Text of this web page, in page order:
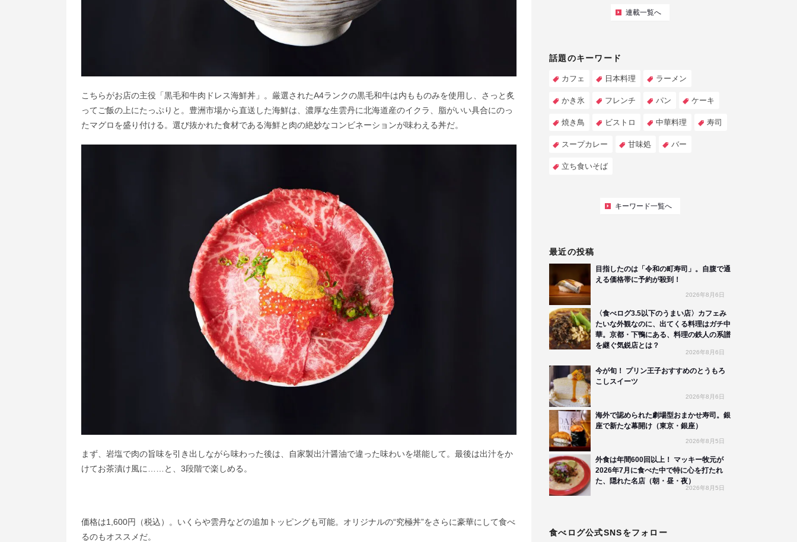
こちらがお店の主役「黒毛和牛肉ドレス海鮮丼」。厳選されたA4ランクの黒毛和牛は内もものみを使用し、さっと炙
ってご飯の上にたっぷりと。豊洲市場から直送した海鮮は、濃厚な生雲丹に北海道産のイクラ、脂がいい具合にのっ
たマグロを盛り付ける。選び抜かれた食材である海鮮と肉の絶妙なコンビネーションが味わえる丼だ。
まず、岩塩で肉の旨味を引き出しながら味わった後は、自家製出汁醤油で違った味わいを堪能して。最後は出汁をか
けてお茶漬け風に……と、3段階で楽しめる。
価格は1,600円（税込）。いくらや雲丹などの追加トッピングも可能。オリジナルの“究極丼”をさらに豪華にして食べ
るのもオススメだ。
連載一覧へ
話題のキーワード
カフェ 日本料理 ラーメン
かき氷 フレンチ パン ケーキ
焼き鳥 ビストロ 中華料理 寿司
スープカレー 甘味処 バー
立ち食いそば
キーワード一覧へ
最近の投稿
目指したのは「令和の町寿司」。自腹で通
える価格帯に予約が殺到！
2026年8月6日
〈食べログ3.5以下のうまい店〉カフェみ
たいな外観なのに、出てくる料理はガチ中
華。京都・下鴨にある、料理の鉄人の系譜
を継ぐ気鋭店とは？
2026年8月6日
今が旬！ プリン王子おすすめのとうもろ
こしスイーツ
2026年8月6日
海外で認められた劇場型おまかせ寿司。銀
座で新たな幕開け（東京・銀座）
2026年8月5日
外食は年間600回以上！ マッキー牧元が
2026年7月に食べた中で特に心を打たれ
た、隠れた名店（朝・昼・夜）
2026年8月5日
食べログ公式SNSをフォロー